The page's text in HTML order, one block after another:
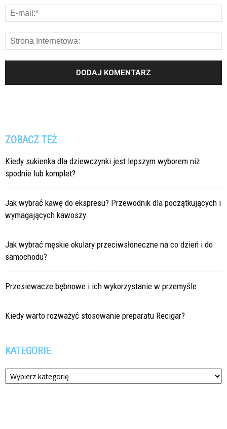
ZOBACZ TEŻ
Kiedy sukienka dla dziewczynki jest lepszym wyborem niż
spodnie lub komplet?
Jak wybrać kawę do ekspresu? Przewodnik dla początkujących i
wymagających kawoszy
Jak wybrać męskie okulary przeciwsłoneczne na co dzień i do
samochodu?
Przesiewacze bębnowe i ich wykorzystanie w przemyśle
Kiedy warto rozważyć stosowanie preparatu Recigar?
KATEGORIE
Kategorie